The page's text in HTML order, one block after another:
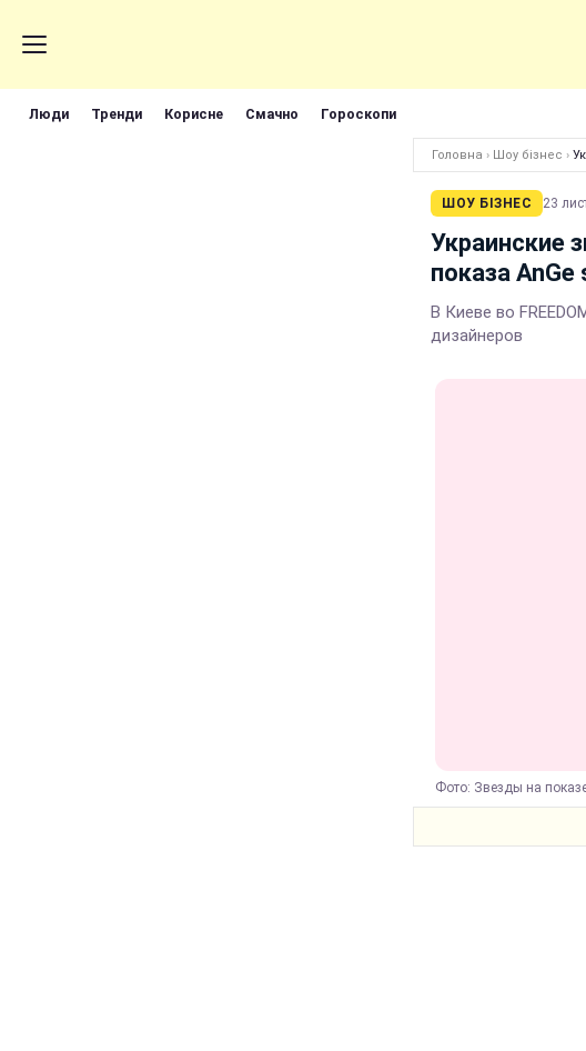
Люди Тренди Корисне Смачно Гороскопи
Головна › Шоу бізнес ›
ШОУ БІЗНЕС 23
Украинские
показа
В Киеве во
дизайнеров
Фото: Звезды на